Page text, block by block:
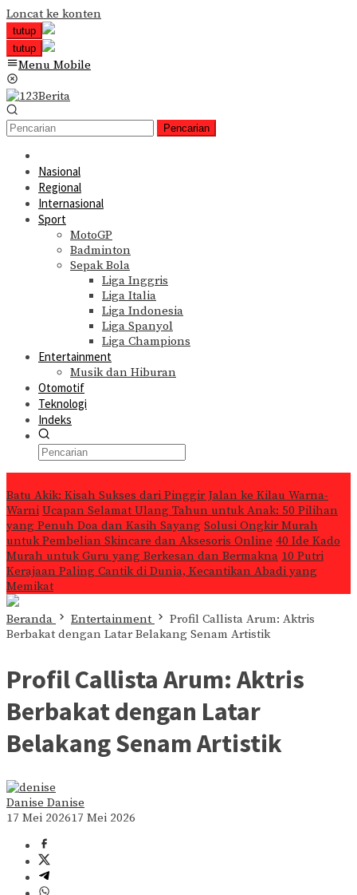
Loncat ke konten
tutup
tutup
Menu Mobile
Pencarian
Nasional
Regional
Internasional
Sport
MotoGP
Badminton
Sepak Bola
Liga Inggris
Liga Italia
Liga Indonesia
Liga Spanyol
Liga Champions
Entertainment
Musik dan Hiburan
Otomotif
Teknologi
Indeks
Batu Akik: Kisah Sukses dari Pinggir Jalan ke Kilau Warna-
Warni Ucapan Selamat Ulang Tahun untuk Anak: 50 Pilihan
yang Penuh Doa dan Kasih Sayang Solusi Ongkir Murah
untuk Pembelian Skincare dan Aksesoris Online 40 Ide Kado
Murah untuk Guru yang Berkesan dan Bermakna 10 Putri
Kerajaan Paling Cantik di Dunia, Kecantikan Abadi yang
Memikat
Beranda Entertainment
Profil Callista Arum: Aktris
Berbakat dengan Latar Belakang Senam Artistik
Profil Callista Arum: Aktris
Berbakat dengan Latar
Belakang Senam Artistik
Danise Danise
17 Mei 202617 Mei 2026